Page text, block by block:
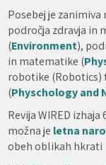
Posebej je
področja zdravja in
(Environment),
in matematike (
robotike (Robotics)
(Physchology and
Revija WIRED
možna je letna
obeh oblikah hkrati